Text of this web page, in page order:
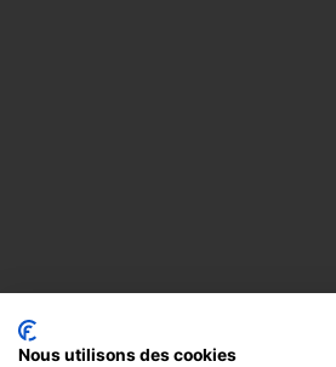
Nous utilisons des cookies